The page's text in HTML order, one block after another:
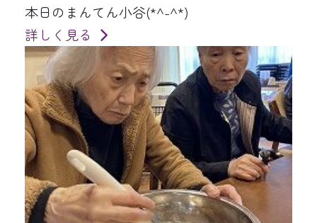
本日のまんてん小谷(*^-^*)
詳しく見る